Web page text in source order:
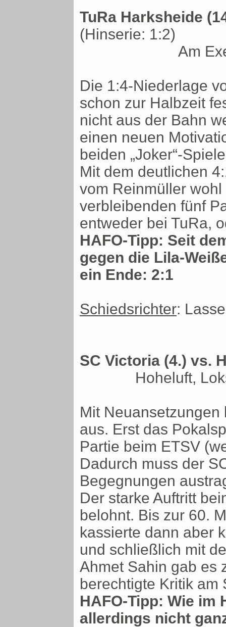
TuRa Harksheide
(Hinserie: 1:2)
Am
Die 1:4-Niederlage
schon zur Halbzeit
nicht aus der Bahn
einen neuen
beiden „Joker“-
Mit dem deutlichen
vom Reinmüller
verbleibenden fünf
entweder bei TuRa,
HAFO-Tipp: Seit
gegen die Lila-
ein Ende: 2:1
Schiedsrichter:
SC Victoria (4.) vs.
Hoheluft,
Mit Neuansetzungen
aus. Erst das
Partie beim ETSV
Dadurch muss der
Begegnungen
Der starke Auftritt
belohnt. Bis zur 60.
kassierte dann aber
und schließlich mit
Ahmet Sahin gab es
berechtigte Kritik am
HAFO-Tipp: Wie im
allerdings nicht